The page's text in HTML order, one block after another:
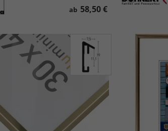
ab 58,50 €